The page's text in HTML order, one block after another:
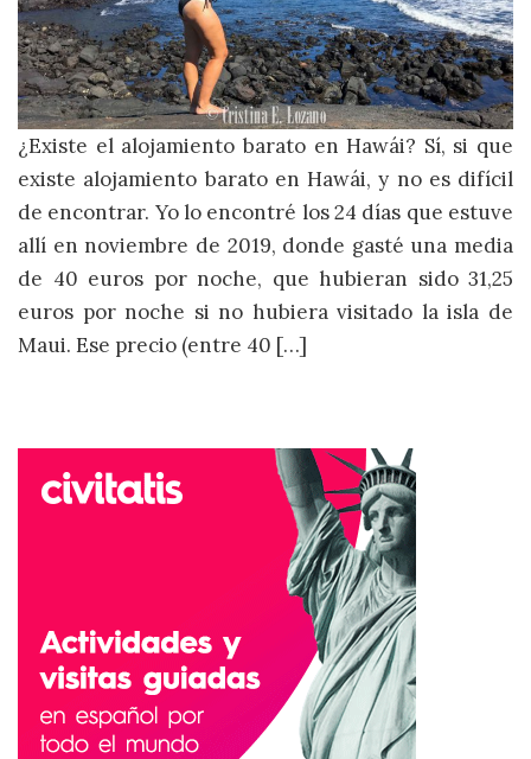
¿Existe el alojamiento barato en Hawái? Sí, si que
existe alojamiento barato en Hawái, y no es difícil
de encontrar. Yo lo encontré los 24 días que estuve
allí en noviembre de 2019, donde gasté una media
de 40 euros por noche, que hubieran sido 31,25
euros por noche si no hubiera visitado la isla de
Maui. Ese precio (entre 40 […]